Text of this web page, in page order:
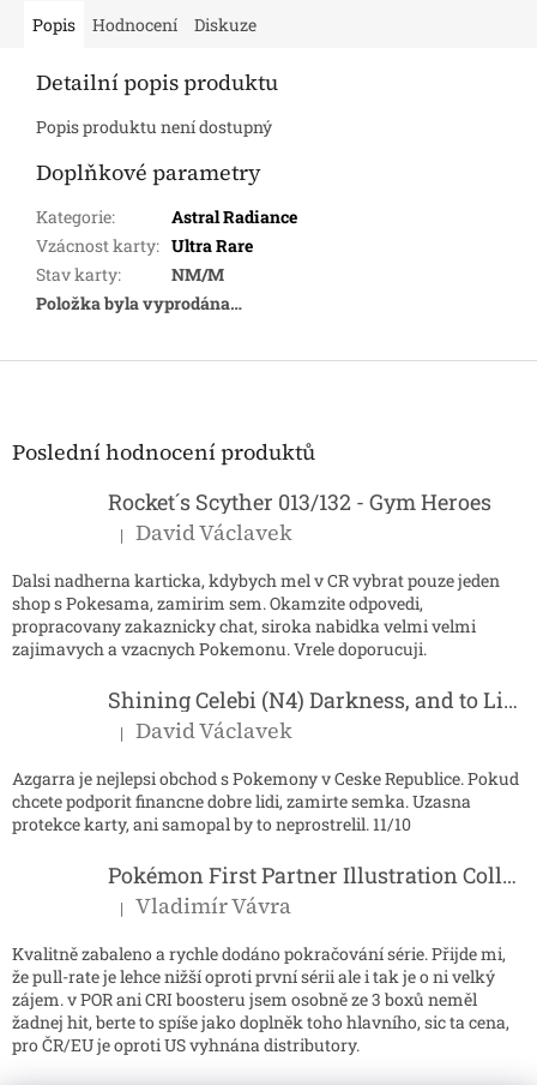
Popis Hodnocení Diskuze
Detailní popis produktu
Popis produktu není dostupný
Doplňkové parametry
Kategorie:
Astral Radiance
Vzácnost karty: Ultra Rare
Stav karty:
NM/M
Položka byla vyprodána…
Z
Poslední hodnocení produktů
Rocket´s Scyther 013/132 - Gym Heroes
Hodnocení produktu je 5 z 5 hvězdiček.
| David Václavek
Dalsi nadherna karticka, kdybych mel v CR vybrat pouze jeden
shop s Pokesama, zamirim sem. Okamzite odpovedi,
propracovany zakaznicky chat, siroka nabidka velmi velmi
zajimavych a vzacnych Pokemonu. Vrele doporucuji.
Shining Celebi (N4) Darkness, and to Light...
Hodnocení produktu je 5 z 5 hvězdiček.
| David Václavek
Azgarra je nejlepsi obchod s Pokemony v Ceske Republice. Pokud
chcete podporit financne dobre lidi, zamirte semka. Uzasna
protekce karty, ani samopal by to neprostrelil. 11/10
Pokémon First Partner Illustration Collection - Series 2
Hodnocení produktu je 5 z 5 hvězdiček.
| Vladimír Vávra
Kvalitně zabaleno a rychle dodáno pokračování série. Přijde mi,
že pull-rate je lehce nižší oproti první sérii ale i tak je o ni velký
zájem. v POR ani CRI boosteru jsem osobně ze 3 boxů neměl
žadnej hit, berte to spíše jako doplněk toho hlavního, sic ta cena,
pro ČR/EU je oproti US vyhnána distributory.